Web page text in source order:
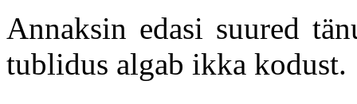
Annaksin edasi suured
tublidus algab ikka kodust.